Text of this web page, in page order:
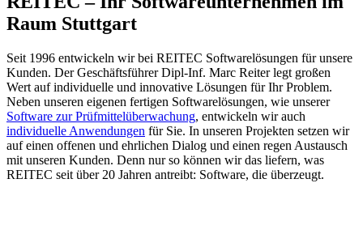
Raum Stuttgart
Seit 1996 entwickeln wir bei REITEC Softwarelösungen für unsere
Kunden. Der Geschäftsführer Dipl-Inf. Marc Reiter legt großen
Wert auf individuelle und innovative Lösungen für Ihr Problem.
Neben unseren eigenen fertigen Softwarelösungen, wie unserer
Software zur Prüfmittelüberwachung, entwickeln wir auch
individuelle Anwendungen für Sie. In unseren Projekten setzen wir
auf einen offenen und ehrlichen Dialog und einen regen Austausch
mit unseren Kunden. Denn nur so können wir das liefern, was
REITEC seit über 20 Jahren antreibt: Software, die überzeugt.